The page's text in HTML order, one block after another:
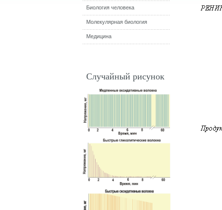
Биология человека
Молекулярная биология
Медицина
Случайный рисунок